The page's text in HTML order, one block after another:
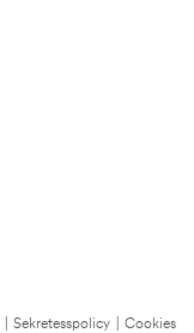
Sekretesspolicy
Cookies